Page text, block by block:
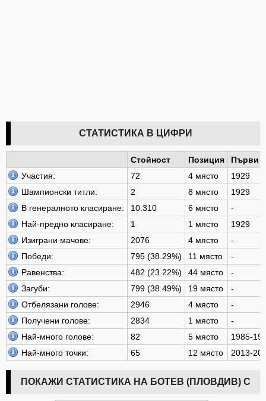
СТАТИСТИКА В ЦИФРИ
Стойност Позиция
Първи
Участия:
72 4 място
1929
Шампионски титли:
2 8 място
1929
В генералното класиране:
10.310 6 място
-
Най-предно класиране:
1 1 място
1929
Изиграни мачове:
2076 4 място
-
Победи:
795 (38.29%) 11 място
-
Равенства:
482 (23.22%) 44 място
-
Загуби:
799 (38.49%) 19 място
-
Отбелязани голове:
2946 4 място
-
Получени голове:
2834 1 място
-
Най-много голове:
82 5 място
1985-
Най-много точки:
65 12 място 2013-
ПОКАЖИ СТАТИСТИКА НА БОТЕВ (ПЛОВДИВ) С